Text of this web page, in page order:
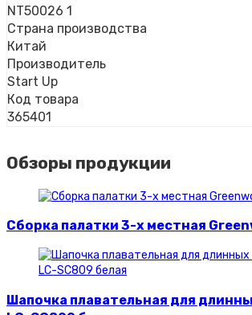
NT50026 1
Страна производства
Китай
Производитель
Start Up
Код товара
365401
Обзоры продукции
Сборка палатки 3-х местная
Шапочка плавательная для